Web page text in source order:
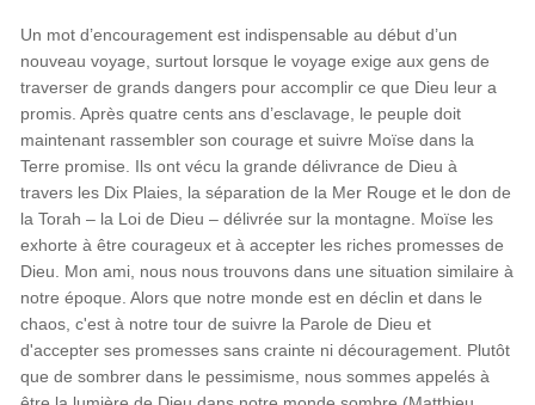
Un mot d’encouragement est indispensable au début d’un
nouveau voyage, surtout lorsque le voyage exige aux gens de
traverser de grands dangers pour accomplir ce que Dieu leur a
promis. Après quatre cents ans d’esclavage, le peuple doit
maintenant rassembler son courage et suivre Moïse dans la
Terre promise. Ils ont vécu la grande délivrance de Dieu à
travers les Dix Plaies, la séparation de la Mer Rouge et le don de
la Torah – la Loi de Dieu – délivrée sur la montagne. Moïse les
exhorte à être courageux et à accepter les riches promesses de
Dieu. Mon ami, nous nous trouvons dans une situation similaire à
notre époque. Alors que notre monde est en déclin et dans le
chaos, c'est à notre tour de suivre la Parole de Dieu et
d'accepter ses promesses sans crainte ni découragement. Plutôt
que de sombrer dans le pessimisme, nous sommes appelés à